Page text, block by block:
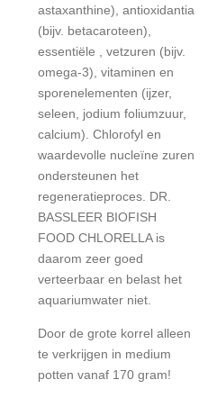
astaxanthine), antioxidantia
(bijv. betacaroteen),
essentiële , vetzuren (bijv.
omega-3), vitaminen en
sporenelementen (ijzer,
seleen, jodium foliumzuur,
calcium). Chlorofyl en
waardevolle nucleïne zuren
ondersteunen het
regeneratieproces. DR.
BASSLEER BIOFISH
FOOD CHLORELLA is
daarom zeer goed
verteerbaar en belast het
aquariumwater niet.
Door de grote korrel alleen
te verkrijgen in medium
potten vanaf 170 gram!